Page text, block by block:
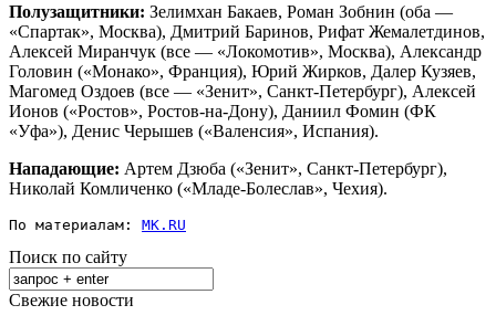
Полузащитники: Зелимхан Бакаев, Роман Зобнин (оба —
«Спартак», Москва), Дмитрий Баринов, Рифат Жемалетдинов,
Алексей Миранчук (все — «Локомотив», Москва), Александр
Головин («Монако», Франция), Юрий Жирков, Далер Кузяев,
Магомед Оздоев (все — «Зенит», Санкт-Петербург), Алексей
Ионов («Ростов», Ростов-на-Дону), Даниил Фомин (ФК
«Уфа»), Денис Черышев («Валенсия», Испания).
Нападающие: Артем Дзюба («Зенит», Санкт-Петербург),
Николай Комличенко («Младе-Болеслав», Чехия).
По материалам: MK.RU
Поиск по сайту
Свежие новости